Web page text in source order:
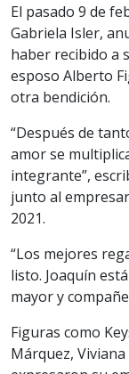
El pasado 9 de
Gabriela Isler,
haber recibido a
esposo Alberto
otra bendición.
“Después de
amor se
integrante”,
junto al
2021.
“Los mejores
listo. Joaquín
mayor y
Figuras como
Márquez,